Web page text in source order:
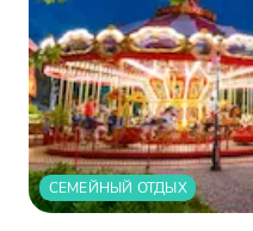
СЕМЕЙНЫЙ ОТДЫХ